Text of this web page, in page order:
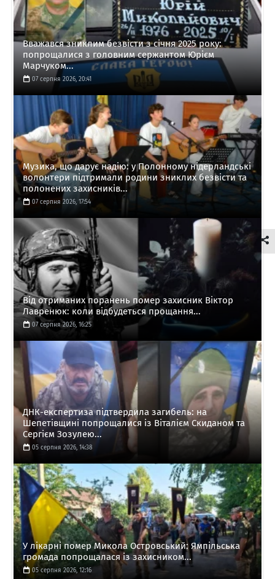
Вважався зниклим безвісти з січня 2025 року:
попрощалися з головним сержантом Юрієм
Марчуком...
07 серпня 2026, 20:41
Музика, що дарує надію: у Полонному нідерландські
волонтери підтримали родини зниклих безвісти та
полонених захисників...
07 серпня 2026, 17:54
Від отриманих поранень помер захисник Віктор
Лавренюк: коли відбудеться прощання...
07 серпня 2026, 16:25
ДНК-експертиза підтвердила загибель: на
Шепетівщині попрощалися із Віталієм Скиданом та
Сергієм Зозулею...
05 серпня 2026, 14:38
У лікарні помер Микола Островський: Ямпільська
громада попрощалася із захисником...
05 серпня 2026, 12:16